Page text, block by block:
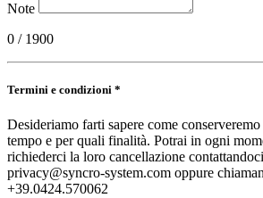
Note
0 / 1900
Termini e condizioni *
Desideriamo farti sapere come
tempo e per quali finalità. Potrai in ogni
richiederci la loro cancellazione
privacy@syncro-system.com oppure
+39.0424.570062